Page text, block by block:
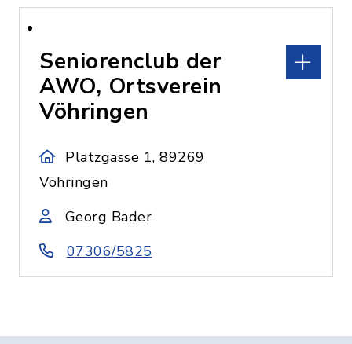
Seniorenclub der
AWO, Ortsverein
Vöhringen
Platzgasse 1, 89269
Vöhringen
Georg Bader
07306/5825